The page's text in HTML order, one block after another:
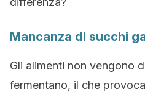
Mancanza di succhi
Gli alimenti non vengono
fermentano, il che